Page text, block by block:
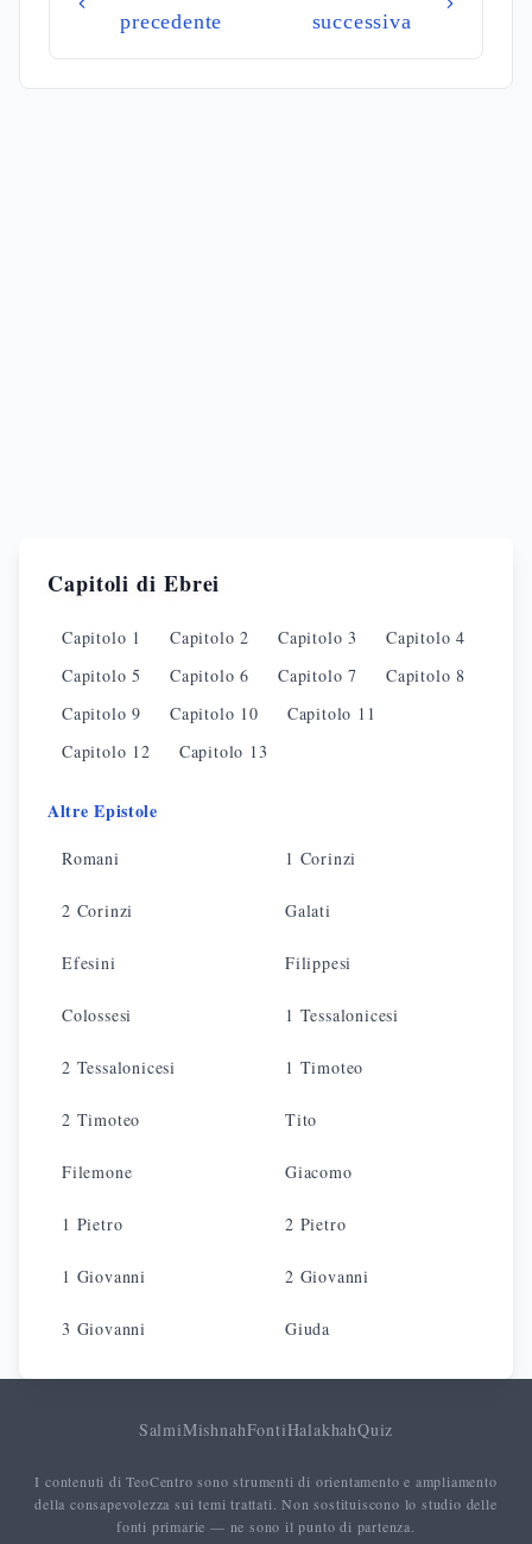
precedente
successiva
Capitoli di Ebrei
Capitolo 1 Capitolo2 Capitolo3 Capitolo4
Capitolo5 Capitolo6 Capitolo7 Capitolo8
Capitolo9 Capitolo 10 Capitolo 11
Capitolo 12 Capitolo 13
Altre Epistole
Romani 1 Corinzi
2 Corinzi Galati
Efesini Filippesi
Colossesi 1 Tessalonicesi
2 Tessalonicesi 1 Timoteo
2 Timoteo Tito
Filemone Giacomo
1 Pietro 2 Pietro
1 Giovanni 2 Giovanni
3 Giovanni Giuda
SalmiMishnahFontiHalakhahQuiz
I contenuti di TeoCentro sono strumenti di orientamento e ampliamento
della consapevolezza sui temi trattati. Non sostituiscono lo studio delle
fonti primarie — ne sono il punto di partenza.